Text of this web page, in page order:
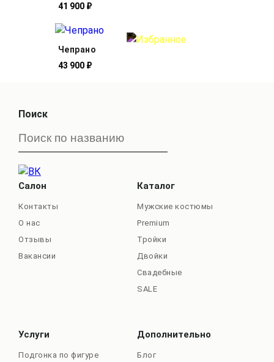
41 900 ₽
Чепрано
43 900 ₽
Поиск
Салон
Контакты
О нас
Отзывы
Вакансии
Каталог
Мужские костюмы
Premium
Тройки
Двойки
Свадебные
SALE
Услуги
Подгонка по фигуре
Дополнительно
Блог